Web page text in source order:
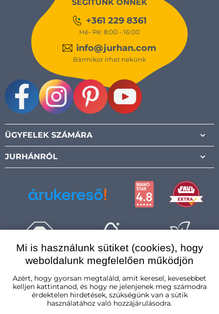
SEGÍTÜNK ÖNNEK
+361 229 8361
Hé- Pé: 8:00 - 16:00
info@jurhan.com
Bármikor írhat nekünk
ÜGYFELEK SZÁMÁRA
JURHÁNRÓL
Mi is használunk sütiket (cookies), hogy
weboldalunk megfelelően működjön
Azért, hogy gyorsan megtaláld, amit keresel, kevesebbet
kelljen kattintanod, és hogy ne jelenjenek meg számodra
érdektelen hirdetések, szükségünk van a sütik
használatához való hozzájárulásodra.